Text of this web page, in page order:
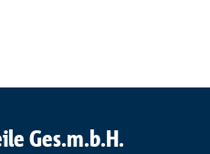
Ges.m.b.H.